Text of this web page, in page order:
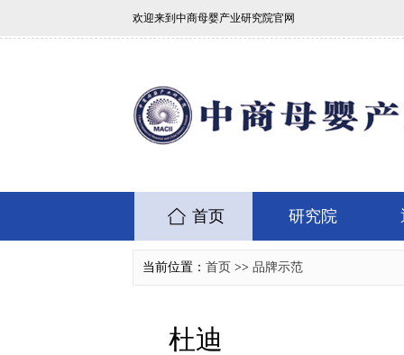
欢迎来到中商母婴产业研究院官网
首页 研究院
当前位置： 首页 >> 品牌示范
杜迪